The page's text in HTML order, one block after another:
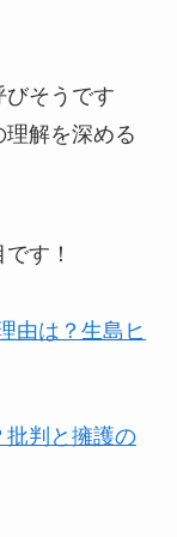
そうです
解を深める
す！
由は？生島ヒ
批判と擁護の